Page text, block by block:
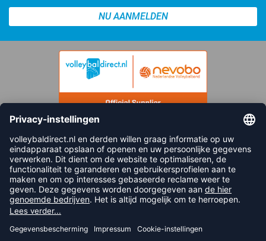
NU AANMELDEN
FOLLOW US